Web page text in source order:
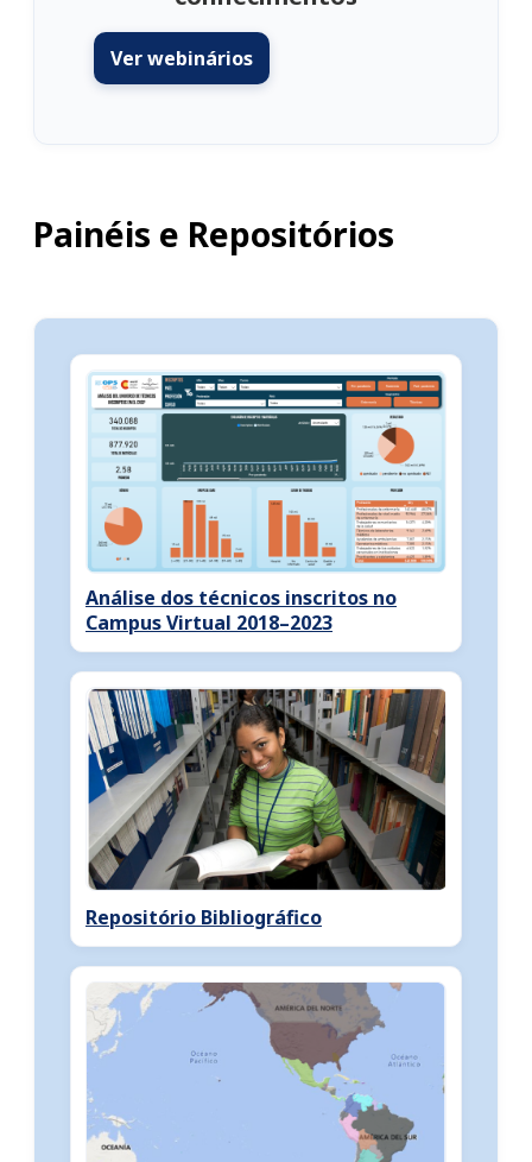
Ver webinários
Painéis e Repositórios
Análise dos técnicos inscritos no
Campus Virtual 2018–2023
Repositório Bibliográfico